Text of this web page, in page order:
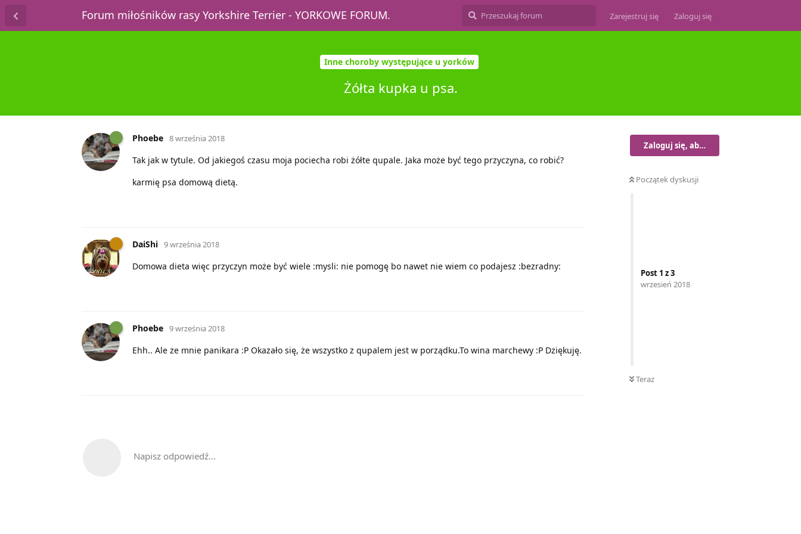
Forum miłośników rasy Yorkshire Terrier - YORKOWE FORUM. Zarejestruj się Zaloguj się
Inne choroby występujące u yorków
Żółta kupka u psa.
Zaloguj się, aby odpisać
Początek dyskusji
Post 1 z3
wrzesień 2018
Teraz
Phoebe 8 września 2018
Tak jak w tytule. Od jakiegoś czasu moja pociecha robi żółte qupale. Jaka może być tego przyczyna, co robić?
karmię psa domową dietą.
DaiShi 9 września 2018
Domowa dieta więc przyczyn może być wiele :mysli: nie pomogę bo nawet nie wiem co podajesz :bezradny:
Phoebe 9 września 2018
Ehh.. Ale ze mnie panikara :P Okazało się, że wszystko z qupalem jest w porządku.To wina marchewy :P Dziękuję.
Napisz odpowiedź...